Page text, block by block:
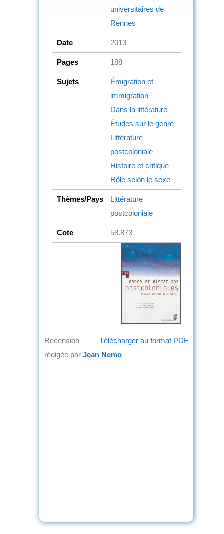
universitaires de
Rennes
Date 2013
Pages 188
Sujets
Émigration et
immigration
Dans la littérature
Études sur le genre
Littérature
postcoloniale
Histoire et critique
Rôle selon le sexe
Thèmes/Pays
Littérature
postcoloniale
Cote 58.873
Télécharger au format PDF
Recension
rédigée par Jean Nemo